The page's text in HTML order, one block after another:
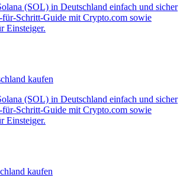
(SOL) in Deutschland einfach und sicher
Schritt-Guide mit Crypto.com sowie
Einsteiger.
kaufen
(SOL) in Deutschland einfach und sicher
Schritt-Guide mit Crypto.com sowie
Einsteiger.
kaufen